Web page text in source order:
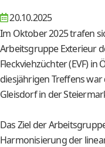
20.10.2025
Im Oktober 2025 trafen
Arbeitsgruppe Exterieur
Fleckviehzüchter (EVF)
diesjährigen Treffens war
Gleisdorf in der
Das Ziel der
Harmonisierung der